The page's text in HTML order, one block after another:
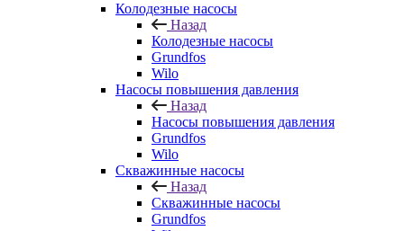
Колодезные насосы
Назад
Колодезные насосы
Grundfos
Wilo
Насосы повышения давления
Назад
Насосы повышения давления
Grundfos
Wilo
Скважинные насосы
Назад
Скважинные насосы
Grundfos